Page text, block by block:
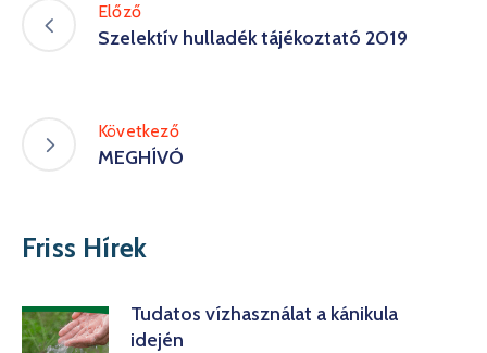
Előző
Szelektív hulladék tájékoztató 2019
Következő
MEGHÍVÓ
Friss Hírek
Tudatos vízhasználat a kánikula
idején